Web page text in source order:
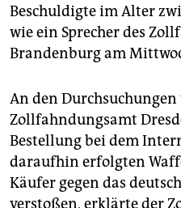
epaper login
Beschuldigte im Alter
wie ein Sprecher des
Brandenburg am
An den Durchsuchungen
Zollfahndungsamt
Bestellung bei dem
daraufhin erfolgten
Käufer gegen das
verstoßen, erklärte der